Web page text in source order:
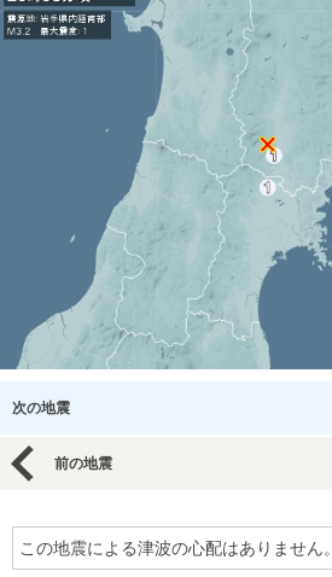
次の地震
前の地震
この地震による津波の心配はありません。